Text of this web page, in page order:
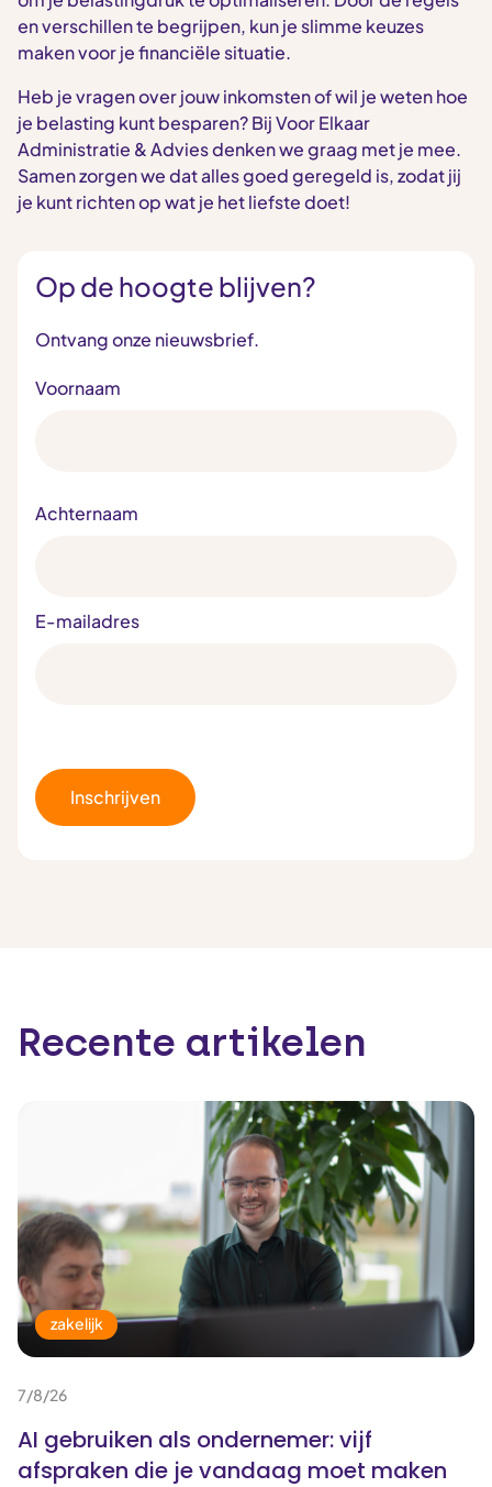
en verschillen te begrijpen, kun je slimme keuzes
maken voor je financiële situatie.
Heb je vragen over jouw inkomsten of wil je weten hoe
je belasting kunt besparen? Bij Voor Elkaar
Administratie & Advies denken we graag met je mee.
Samen zorgen we dat alles goed geregeld is, zodat jij
je kunt richten op wat je het liefste doet!
Op de hoogte blijven?
Ontvang onze nieuwsbrief.
Voornaam
Achternaam
E-mailadres
Recente artikelen
zakelijk
7/8/26
AI gebruiken als ondernemer: vijf
afspraken die je vandaag moet maken